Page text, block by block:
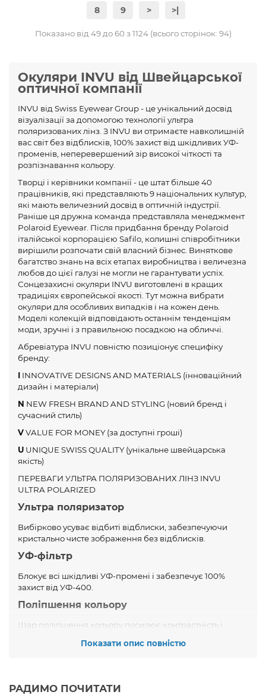
8 9 > >|
Показано від 49 до 60 з 1124 (всього сторінок: 94)
Окуляри INVU від Швейцарської
оптичної компанії
INVU від Swiss Eyewear Group - це унікальний досвід
візуалізації за допомогою технології ультра
поляризованих лінз. З INVU ви отримаєте навколишній
вас світ без відблисків, 100% захист від шкідливих УФ-
променів, неперевершений зір високої чіткості та
розпізнавання кольору.
Творці і керівники компанії - це штат більше 40
працівників, які представляють 9 національних культур,
які мають величезний досвід в оптичній індустрії.
Раніше ця дружна команда представляла менеджмент
Polaroid Eyewear. Після придбання бренду Polaroid
італійської корпорацією Safilo, колишні співробітники
вирішили розпочати свій власний бізнес. Виняткове
багатство знань на всіх етапах виробництва і величезна
любов до цієї галузі не могли не гарантувати успіх.
Сонцезахисні окуляри INVU виготовлені в кращих
традиціях європейської якості. Тут можна вибрати
окуляри для особливих випадків і на кожен день.
Моделі колекцій відповідають останнім тенденціям
моди, зручні і з правильною посадкою на обличчі.
Абревіатура INVU повністю позиціонує специфіку
бренду:
I INNOVATIVE DESIGNS AND MATERIALS (інноваційний
дизайн і матеріали)
N NEW FRESH BRAND AND STYLING (новий бренд і
сучасний стиль)
VVALUE FOR MONEY (за доступні гроші)
U UNIQUE SWISS QUALITY (унікальне швейцарська
якість)
ПЕРЕВАГИ УЛЬТРА ПОЛЯРИЗОВАНИХ ЛІНЗ INVU
ULTRA POLARIZED
Ультра поляризатор
Вибірково усуває відбиті відблиски, забезпечуючи
кристально чисте зображення без відблисків.
УФ-фільтр
Блокує всі шкідливі УФ-промені і забезпечує 100%
захист від УФ-400.
Поліпшення кольору
Шар поліпшення кольору посилює контрастність і
структуру лінзи.
Показати опис повністю
РАДИМО ПОЧИТАТИ